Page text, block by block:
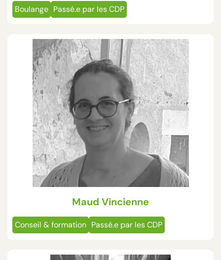
Boulange Passé.e par les CDP
Maud Vincienne
Conseil & formation Passé.e par les CDP